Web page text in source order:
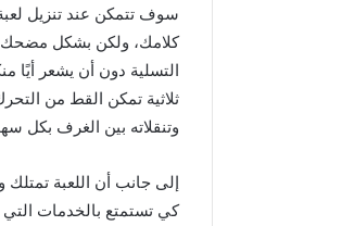
كلامك، ولكن بشكل مضحك
التسلية دون أن يشعر أيًا
ثلاثية تمكن القط من
وتنقلاته بين الغرف بكل
إلى جانب أن اللعبة
كي تستمتع بالخدمات التي